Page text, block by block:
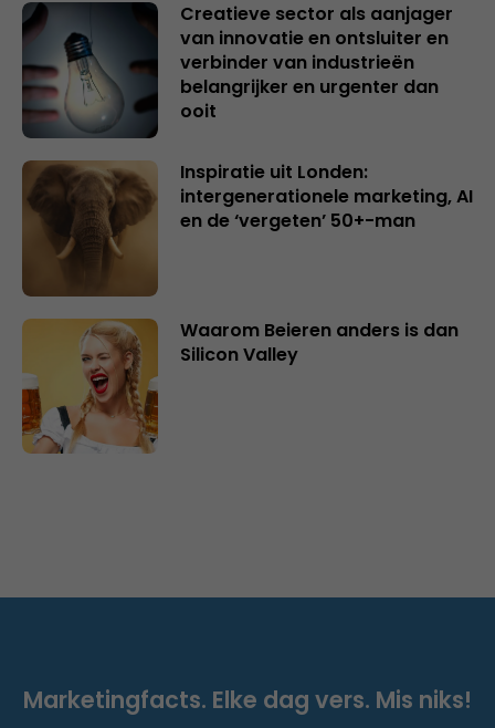
Creatieve sector als aanjager
van innovatie en ontsluiter en
verbinder van industrieën
belangrijker en urgenter dan
ooit
Inspiratie uit Londen:
intergenerationele marketing, AI
en de ‘vergeten’ 50+-man
Waarom Beieren anders is dan
Silicon Valley
Marketingfacts. Elke dag vers. Mis niks!